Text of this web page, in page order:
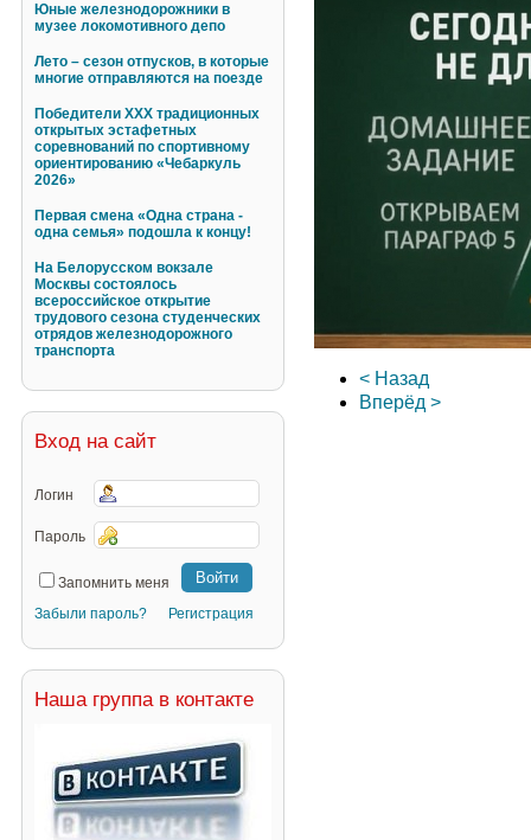
Юные железнодорожники в
музее локомотивного депо
Лето – сезон отпусков, в которые
многие отправляются на поезде
Победители XXX традиционных
открытых эстафетных
соревнований по спортивному
ориентированию «Чебаркуль
2026»
Первая смена «Одна страна -
одна семья» подошла к концу!
На Белорусском вокзале
Москвы состоялось
всероссийское открытие
трудового сезона студенческих
отрядов железнодорожного
транспорта
Вход на сайт
Логин
Пароль
Запомнить меня
Забыли пароль?
Регистрация
Наша группа в контакте
< Назад
Вперёд >